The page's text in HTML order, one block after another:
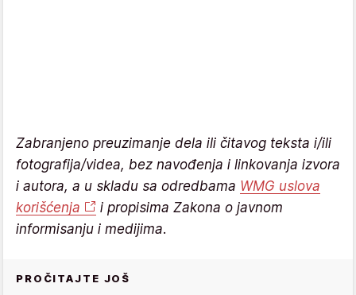
Zabranjeno preuzimanje dela ili čitavog teksta i/ili
fotografija/videa, bez navođenja i linkovanja izvora
i autora, a u skladu sa odredbama WMG uslova
korišćenja
i propisima Zakona o javnom
informisanju i medijima.
PROČITAJTE JOŠ